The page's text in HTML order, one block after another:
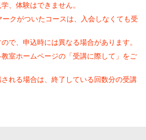
、体験はできません。
クがついたコースは、入会しなくても受
で、申込時には異なる場合があります。
室ホームページの「受講に際して」をご
れる場合は、終了している回数分の受講